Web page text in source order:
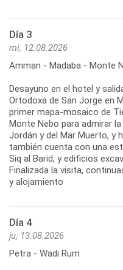
Día 3
mi, 12.08.2026
Amman - Madaba - Monte
Desayuno en el hotel y
Ortodoxa de San Jorge en
primer mapa-mosaico de
Monte Nebo para admirar
Jordán y del Mar Muerto, y
también cuenta con una
Siq al Barid, y edificios
Finalizada la visita,
y alojamiento
Día 4
ju, 13.08.2026
Petra - Wadi Rum